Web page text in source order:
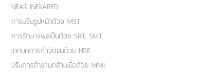
NEAR-INFRARED
การปรับรูปหน้าด้วย MST
การรักษาแผลเป็นด้วย SRT, SMT
เทคนิคการกำจัดขนด้วย HRE
ปรับการทำงานกล้ามเนื้อด้วย MMT